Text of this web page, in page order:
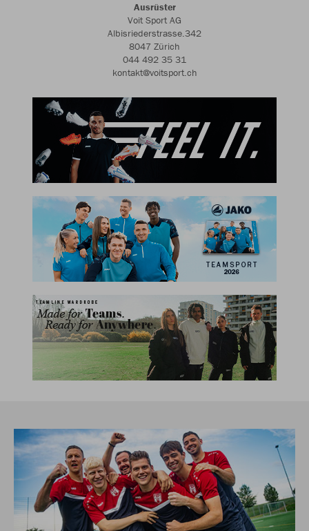
Ausrüster
Voit Sport AG
Albisriederstrasse.342
8047 Zürich
044 492 35 31
kontakt@voitsport.ch